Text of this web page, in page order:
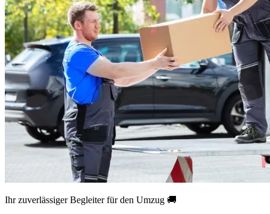
Ihr zuverlässiger Begleiter für den Umzug 🚚